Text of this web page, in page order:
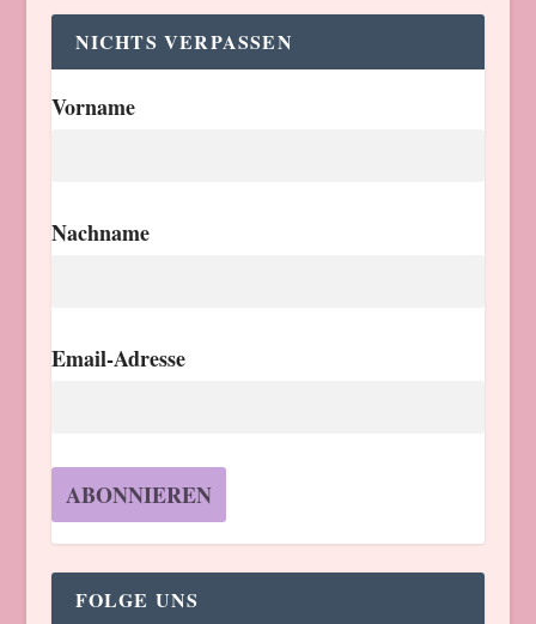
NICHTS VERPASSEN
Vorname
Nachname
Email-Adresse
FOLGE UNS